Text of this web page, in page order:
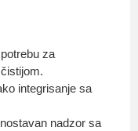
za
integrisanje sa
nadzor sa